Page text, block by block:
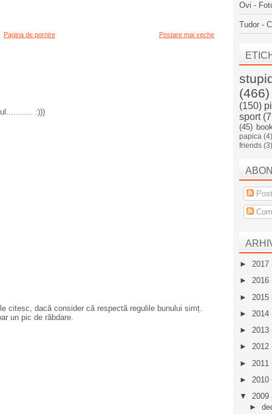
Postare mai veche
Pagina de pornire
:)))
citesc, dacă consider că respectă regulile bunului simț.
un pic de răbdare.
Ovi -
Tudor -
(466)
(150)
sport
(45)
papica
friends (3)
► 2017
► 2016
► 2015
► 2014
► 2013
► 2012
► 2011
► 2010
▼ 2009
►